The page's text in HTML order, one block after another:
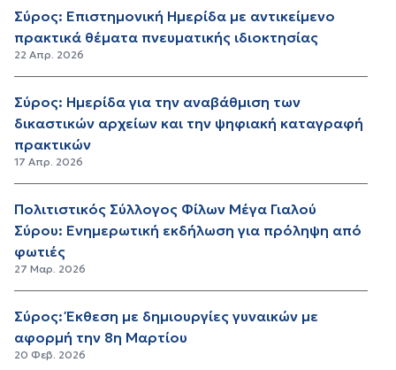
Σύρος: Επιστημονική Ημερίδα με αντικείμενο
πρακτικά θέματα πνευματικής ιδιοκτησίας
22 Απρ. 2026
Σύρος: Ημερίδα για την αναβάθμιση των
δικαστικών αρχείων και την ψηφιακή καταγραφή
πρακτικών
17 Απρ. 2026
Πολιτιστικός Σύλλογος Φίλων Μέγα Γιαλού
Σύρου: Ενημερωτική εκδήλωση για πρόληψη από
φωτιές
27 Μαρ. 2026
Σύρος: Έκθεση με δημιουργίες γυναικών με
αφορμή την 8η Μαρτίου
20 Φεβ. 2026